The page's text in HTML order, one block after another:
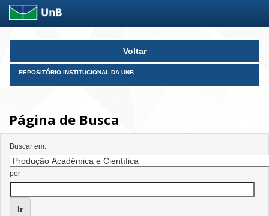
Skip
Voltar
REPOSITÓRIO INSTITUCIONAL DA UNB
Página de Busca
Buscar em:
por